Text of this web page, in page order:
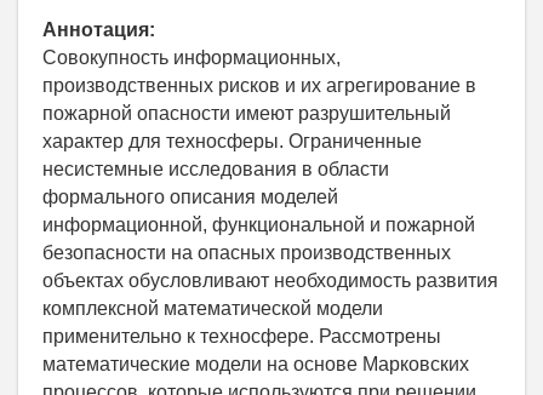
Аннотация:
Совокупность информационных,
производственных рисков и их агрегирование в
пожарной опасности имеют разрушительный
характер для техносферы. Ограниченные
несистемные исследования в области
формального описания моделей
информационной, функциональной и пожарной
безопасности на опасных производственных
объектах обусловливают необходимость развития
комплексной математической модели
применительно к техносфере. Рассмотрены
математические модели на основе Марковских